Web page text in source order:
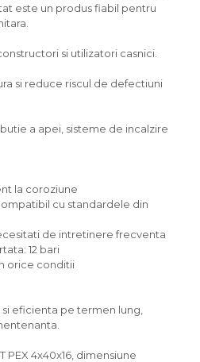
este un produs fiabil pentru
si utilizatori casnici.
si reduce riscul de defectiuni
a apei, sisteme de incalzire
la coroziune
cu standardele din
de intretinere frecventa
12 bari
orice conditii
eficienta pe termen lung,
PEX 4x40x16, dimensiune